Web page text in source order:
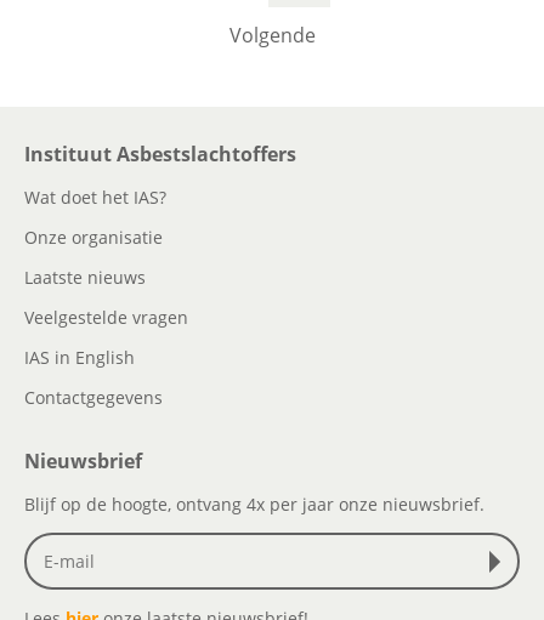
Volgende
Instituut Asbestslachtoffers
Wat doet het IAS?
Onze organisatie
Laatste nieuws
Veelgestelde vragen
IAS in English
Contactgegevens
Nieuwsbrief
Blijf op de hoogte, ontvang 4x per jaar onze nieuwsbrief.